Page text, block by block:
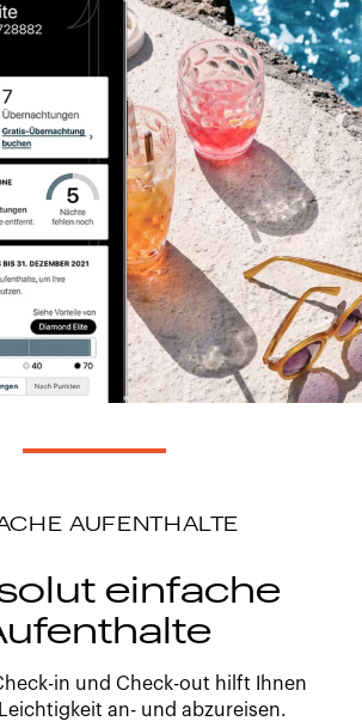
AUFENTHALTE
einfache
in und Check-out hilft Ihnen
an- und abzureisen.